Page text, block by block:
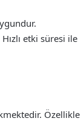
etki süresi ile
Özellikle